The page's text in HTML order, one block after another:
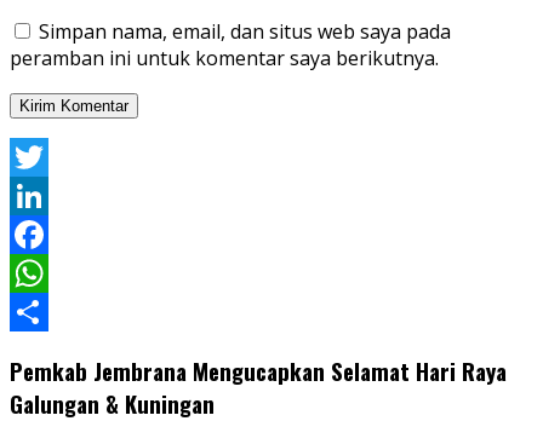
Simpan nama, email, dan situs web saya pada
peramban ini untuk komentar saya berikutnya.
Twitter
LinkedIn
Facebook
WhatsApp
Pemkab Jembrana Mengucapkan Selamat Hari Raya
Galungan & Kuningan